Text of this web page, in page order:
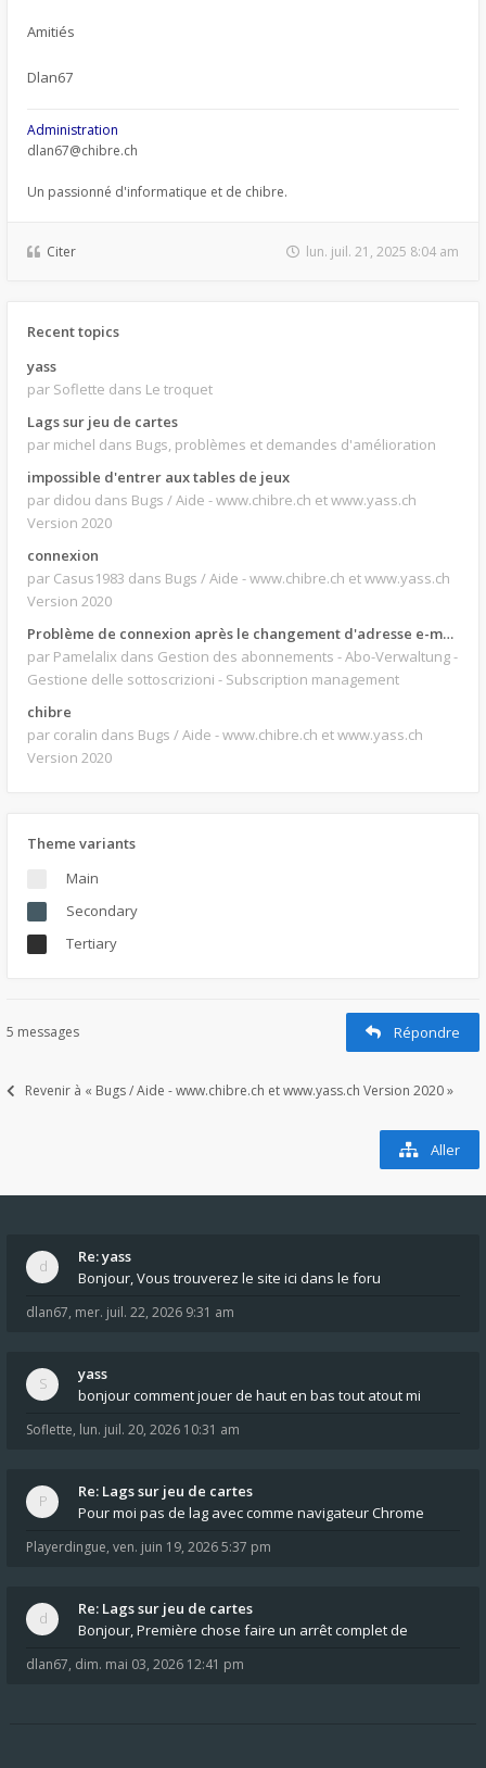
Amitiés
Dlan67
Administration
dlan67@chibre.ch
Un passionné d'informatique et de chibre.
Citer lun. juil. 21, 2025 8:04 am
Recent topics
yass
par Soflette dans Le troquet
Lags sur jeu de cartes
par michel dans Bugs, problèmes et demandes d'amélioration
impossible d'entrer aux tables de jeux
par didou dans Bugs / Aide - www.chibre.ch et www.yass.ch
Version 2020
connexion
par Casus1983 dans Bugs / Aide - www.chibre.ch et www.yass.ch
Version 2020
Problème de connexion après le changement d'adresse e-mail.
par Pamelalix dans Gestion des abonnements - Abo-Verwaltung -
Gestione delle sottoscrizioni - Subscription management
chibre
par coralin dans Bugs / Aide - www.chibre.ch et www.yass.ch
Version 2020
Theme variants
Main
Secondary
Tertiary
5 messages Répondre
Revenir à « Bugs / Aide - www.chibre.ch et www.yass.ch Version 2020 »
Aller
Re: yass
Bonjour, Vous trouverez le site ici dans le foru
dlan67, mer. juil. 22, 2026 9:31 am
yass
bonjour comment jouer de haut en bas tout atout mi
Soflette, lun. juil. 20, 2026 10:31 am
Re: Lags sur jeu de cartes
Pour moi pas de lag avec comme navigateur Chrome
Playerdingue, ven. juin 19, 2026 5:37 pm
Re: Lags sur jeu de cartes
Bonjour, Première chose faire un arrêt complet de
dlan67, dim. mai 03, 2026 12:41 pm